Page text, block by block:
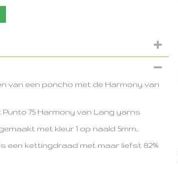
van een poncho met de Harmony van
75 Harmony van Lang yarns
met kleur 1 op naald 5mm.
een kettingdraad met maar liefst 82%